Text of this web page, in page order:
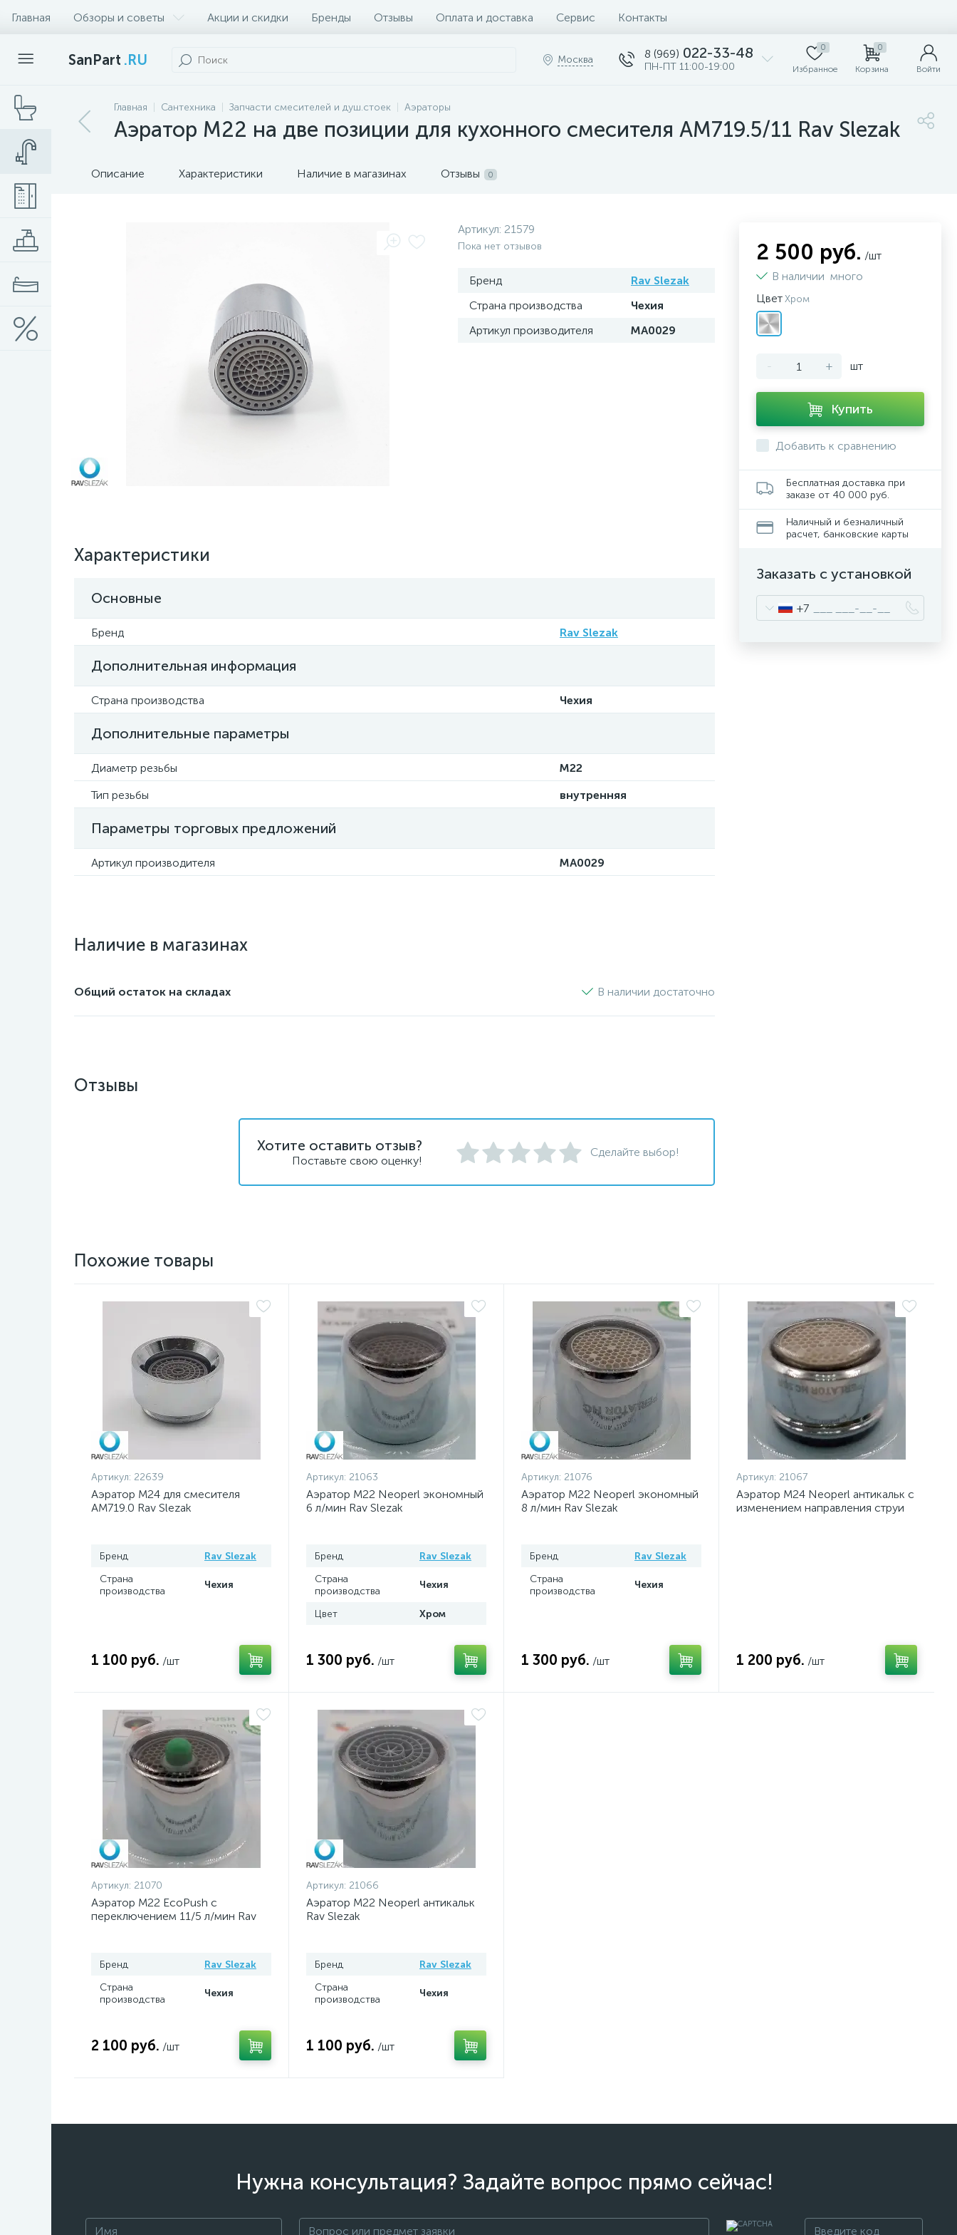
Главная Обзоры и советы Акции и скидки Бренды Отзывы Оплата и доставка Сервис Контакты
SanPart .RU Москва 8 (969) 022-33-48
ПН-ПТ 11:00-19:00
0
Избранное
0
Корзина Войти
Главная Сантехника Запчасти смесителей и душ.стоек Аэраторы
Аэратор M22 на две позиции для кухонного смесителя АМ719.5/11 Rav Slezak
Описание Характеристики Наличие в магазинах Отзывы 0
Артикул: 21579
Пока нет отзывов
Бренд
Rav Slezak
Страна производства
Чехия
Артикул производителя
MA0029
Характеристики
Основные
Бренд Rav Slezak
Дополнительная информация
Страна производства Чехия
Дополнительные параметры
Диаметр резьбы
M22
Тип резьбы
внутренняя
Параметры торговых предложений
Артикул производителя MA0029
Наличие в магазинах
Общий остаток на складах В наличии достаточно
2 500 руб. /шт
В наличии много
ЦветХром
- + шт
Купить
Добавить к сравнению
Бесплатная доставка при
заказе от 40 000 руб.
Наличный и безналичный
расчет, банковские карты
Заказать с установкой
+7
Отзывы
Хотите оставить отзыв?
Поставьте свою оценку!
Сделайте выбор!
Похожие товары
Артикул: 22639
Аэратор M24 для смесителя
АМ719.0 Rav Slezak
Бренд
Rav Slezak
Страна
производства
Чехия
1 100 руб. /шт
Артикул: 21063
Аэратор M22 Neoperl экономный
6 л/мин Rav Slezak
Бренд
Rav Slezak
Страна
производства
Чехия
Цвет Хром
1 300 руб. /шт
Артикул: 21076
Аэратор M22 Neoperl экономный
8 л/мин Rav Slezak
Бренд
Rav Slezak
Страна
производства
Чехия
1 300 руб. /шт
Артикул: 21067
Аэратор M24 Neoperl антикальк с
изменением направления струи
1 200 руб. /шт
Артикул: 21070
Аэратор M22 EcoPush с
переключением 11/5 л/мин Rav
Бренд
Rav Slezak
Страна
производства
Чехия
2 100 руб. /шт
Артикул: 21066
Аэратор M22 Neoperl антикальк
Rav Slezak
Бренд
Rav Slezak
Страна
производства
Чехия
1 100 руб. /шт
Нужна консультация? Задайте вопрос прямо сейчас!